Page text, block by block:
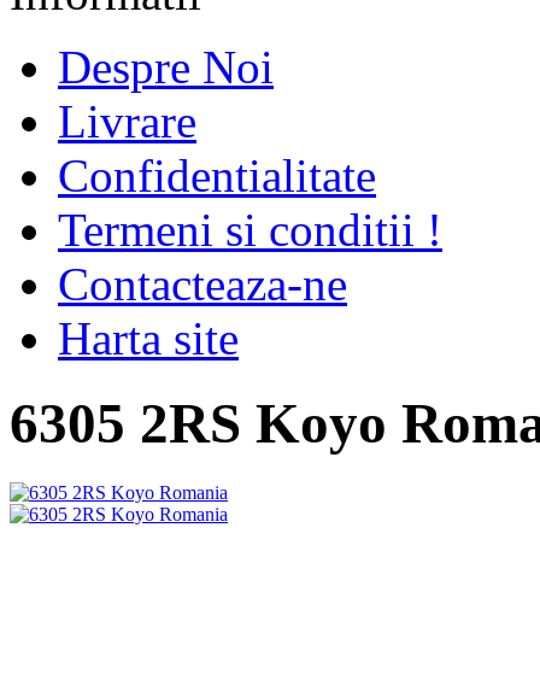
Despre Noi
Livrare
Confidentialitate
Termeni si conditii !
Contacteaza-ne
Harta site
6305 2RS Koyo